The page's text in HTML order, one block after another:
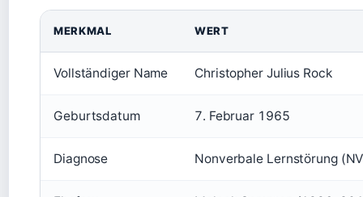
MERKMAL WERT
Vollständiger Name Christopher Julius Rock
Geburtsdatum 7. Februar 1965
Diagnose Nonverbale Lernstörung